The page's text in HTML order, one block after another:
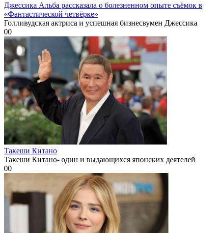
Джессика Альба рассказала о болезненном опыте съёмок в
«Фантастической четвёрке»
Голливудская актриса и успешная бизнесвумен Джессика
00
Такеши Китано
Такеши Китано- один и выдающихся японских деятелей
00